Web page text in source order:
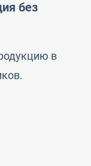
без
в